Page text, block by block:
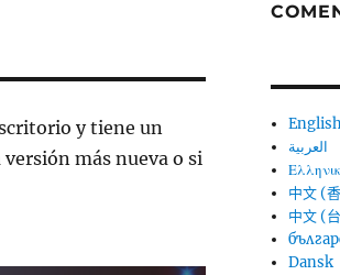
y tiene un
más nueva o si
العربية
中文 (
中文 (
Dansk